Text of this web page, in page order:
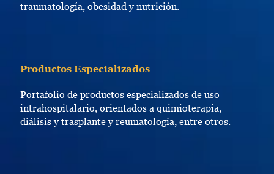
traumatología, obesidad y nutrición.
Productos Especializados
Portafolio de productos especializados de uso
intrahospitalario, orientados a quimioterapia,
diálisis y trasplante y reumatología, entre otros.